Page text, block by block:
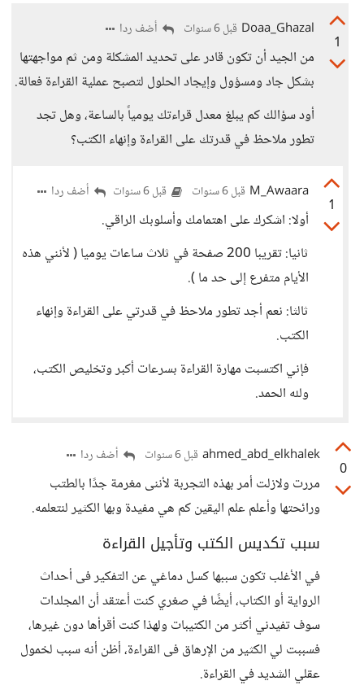
1
Doaa_Ghazal قبل 6 سنوات أضف ردا
من الجيد أن تكون قادر على تحديد المشكلة ومن ثم مواجهتها
بشكل جاد ومسؤول وإيجاد الحلول لتصبح عملية القراءة فعالة.
أود سؤالك كم يبلغ معدل قراءتك يومياً بالساعة، وهل تجد
تطور ملاحظ في قدرتك على القراءة وإنهاء الكتب؟
1
M_Awaara قبل 6 سنوات قبل 6 سنوات أضف ردا
أولا: اشكرك على اهتمامك وأسلوبك الراقي.
ثانيا: تقريبا 200 صفحة في ثلاث ساعات يوميا ( لأنني هذه
الأيام متفرع إلى حد ما ).
ثالثا: نعم أجد تطور ملاحظ في قدرتي على القراءة وإنهاء
الكتب.
فإني اكتسبت مهارة القراءة بسرعات أكبر وتخليص الكتب،
ولله الحمد.
0
ahmed_abd_elkhalek قبل 6 سنوات أضف ردا
مررت ولازلت أمر بهذه التجربة لأننى مغرمة جدًا بالطتب
ورائحتها وأعلم علم اليقين كم هي مفيدة وبها الكثير لنتعلمه.
سبب تكديس الكتب وتأجيل القراءة
في الأغلب تكون سببها كسل دماغي عن التفكير فى أحداث
الرواية أو الكتاب، أيضًا في صغري كنت أعتقد أن المجلدات
سوف تفيدني أكثر من الكتيبات ولهذا كنت أقرأها دون غيرها،
فسببت لي الكثير من الإرهاق فى القراءة، أظن أنه سبب لخمول
عقلي الشديد في القراءة.